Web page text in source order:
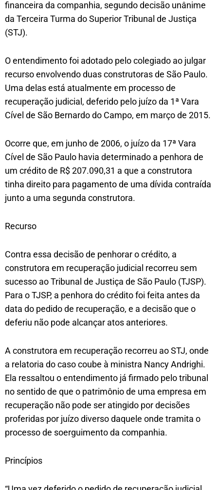
financeira da companhia, segundo decisão unânime
da Terceira Turma do Superior Tribunal de Justiça
(STJ).
O entendimento foi adotado pelo colegiado ao julgar
recurso envolvendo duas construtoras de São Paulo.
Uma delas está atualmente em processo de
recuperação judicial, deferido pelo juízo da 1ª Vara
Cível de São Bernardo do Campo, em março de 2015.
Ocorre que, em junho de 2006, o juízo da 17ª Vara
Cível de São Paulo havia determinado a penhora de
um crédito de R$ 207.090,31 a que a construtora
tinha direito para pagamento de uma dívida contraída
junto a uma segunda construtora.
Recurso
Contra essa decisão de penhorar o crédito, a
construtora em recuperação judicial recorreu sem
sucesso ao Tribunal de Justiça de São Paulo (TJSP).
Para o TJSP, a penhora do crédito foi feita antes da
data do pedido de recuperação, e a decisão que o
deferiu não pode alcançar atos anteriores.
A construtora em recuperação recorreu ao STJ, onde
a relatoria do caso coube à ministra Nancy Andrighi.
Ela ressaltou o entendimento já firmado pelo tribunal
no sentido de que o patrimônio de uma empresa em
recuperação não pode ser atingido por decisões
proferidas por juízo diverso daquele onde tramita o
processo de soerguimento da companhia.
Princípios